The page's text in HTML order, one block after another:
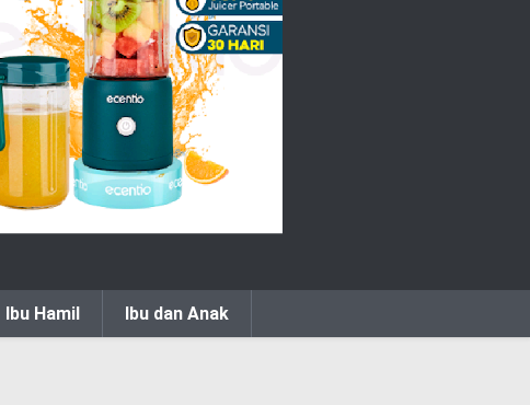
Ibu Hamil Ibu dan Anak